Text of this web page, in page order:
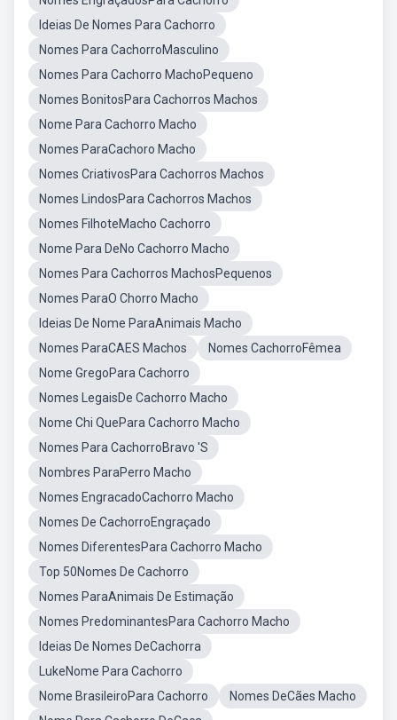
Ideias De Nomes Para Cachorro
Nomes Para CachorroMasculino
Nomes Para Cachorro MachoPequeno
Nomes BonitosPara Cachorros Machos
Nome Para Cachorro Macho
Nomes ParaCachoro Macho
Nomes CriativosPara Cachorros Machos
Nomes LindosPara Cachorros Machos
Nomes FilhoteMacho Cachorro
Nome Para DeNo Cachorro Macho
Nomes Para Cachorros MachosPequenos
Nomes ParaO Chorro Macho
Ideias De Nome ParaAnimais Macho
Nomes ParaCAES Machos
Nomes CachorroFêmea
Nome GregoPara Cachorro
Nomes LegaisDe Cachorro Macho
Nome Chi QuePara Cachorro Macho
Nomes Para CachorroBravo 'S
Nombres ParaPerro Macho
Nomes EngracadoCachorro Macho
Nomes De CachorroEngraçado
Nomes DiferentesPara Cachorro Macho
Top 50Nomes De Cachorro
Nomes ParaAnimais De Estimação
Nomes PredominantesPara Cachorro Macho
Ideias De Nomes DeCachorra
LukeNome Para Cachorro
Nome BrasileiroPara Cachorro
Nomes DeCães Macho